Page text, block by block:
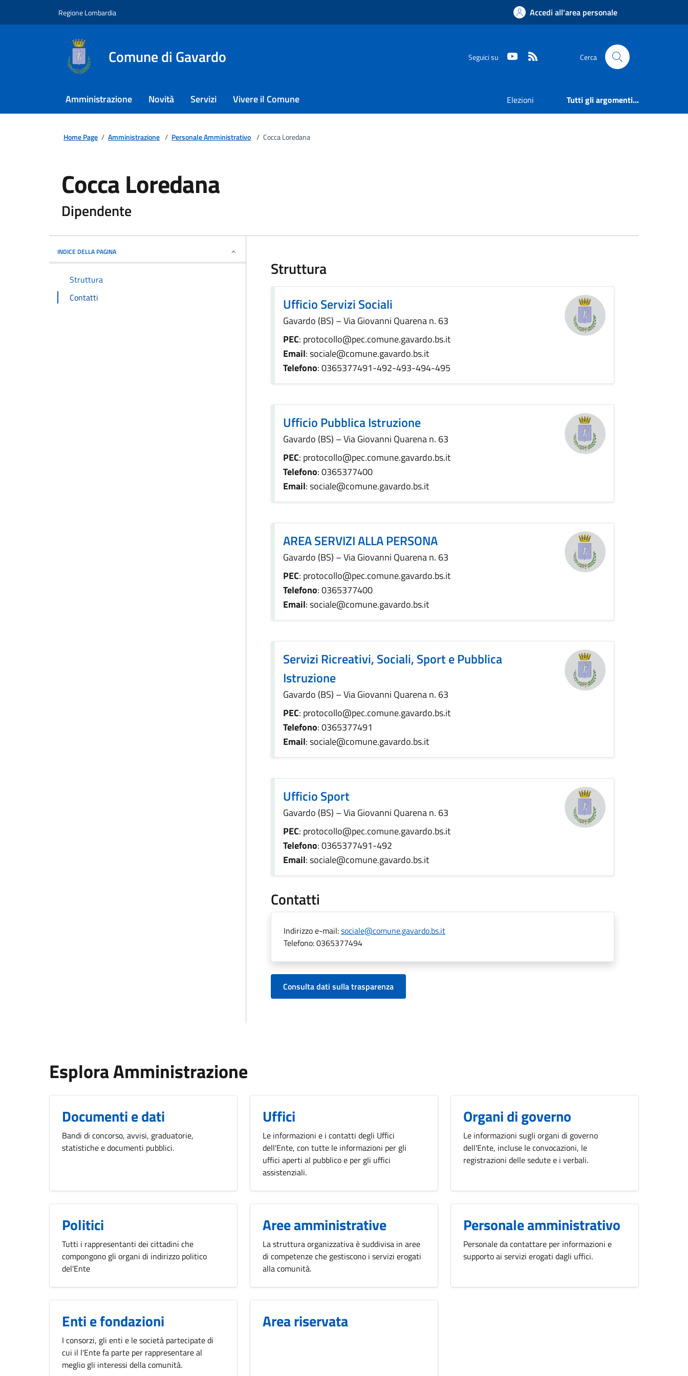
Regione Lombardia Accedi all'area personale
Comune di Gavardo Seguici su Youtube Cerca
Amministrazione Novità Servizi Vivere il Comune Elezioni Tutti gli argomenti...
Home Page / Amministrazione / Personale Amministrativo / Cocca Loredana
Cocca Loredana
Dipendente
INDICE DELLA PAGINA
Struttura
Contatti
Struttura
Ufficio Servizi Sociali
Gavardo (BS) – Via Giovanni Quarena n. 63
PEC: protocollo@pec.comune.gavardo.bs.it
Email: sociale@comune.gavardo.bs.it
Telefono: 0365377491-492-493-494-495
Ufficio Pubblica Istruzione
Gavardo (BS) – Via Giovanni Quarena n. 63
PEC: protocollo@pec.comune.gavardo.bs.it
Telefono: 0365377400
Email: sociale@comune.gavardo.bs.it
AREA SERVIZI ALLA PERSONA
Gavardo (BS) – Via Giovanni Quarena n. 63
PEC: protocollo@pec.comune.gavardo.bs.it
Telefono: 0365377400
Email: sociale@comune.gavardo.bs.it
Servizi Ricreativi, Sociali, Sport e Pubblica
Istruzione
Gavardo (BS) – Via Giovanni Quarena n. 63
PEC: protocollo@pec.comune.gavardo.bs.it
Telefono: 0365377491
Email: sociale@comune.gavardo.bs.it
Ufficio Sport
Gavardo (BS) – Via Giovanni Quarena n. 63
PEC: protocollo@pec.comune.gavardo.bs.it
Telefono: 0365377491-492
Email: sociale@comune.gavardo.bs.it
Contatti
Indirizzo e-mail:sociale@comune.gavardo.bs.it
Telefono:0365377494
Consulta dati sulla trasparenza
Esplora Amministrazione
Documenti e dati
Bandi di concorso, avvisi, graduatorie,
statistiche e documenti pubblici.
Uffici
Le informazioni e i contatti degli Uffici
dell'Ente, con tutte le informazioni per gli
uffici aperti al pubblico e per gli uffici
assistenziali.
Organi di governo
Le informazioni sugli organi di governo
dell'Ente, incluse le convocazioni, le
registrazioni delle sedute e i verbali.
Politici
Tutti i rappresentanti dei cittadini che
compongono gli organi di indirizzo politico
del'Ente
Aree amministrative
La struttura organizzativa è suddivisa in aree
di competenze che gestiscono i servizi erogati
alla comunità.
Personale amministrativo
Personale da contattare per informazioni e
supporto ai servizi erogati dagli uffici.
Enti e fondazioni
I consorzi, gli enti e le società partecipate di
cui il l'Ente fa parte per rappresentare al
meglio gli interessi della comunità.
Area riservata